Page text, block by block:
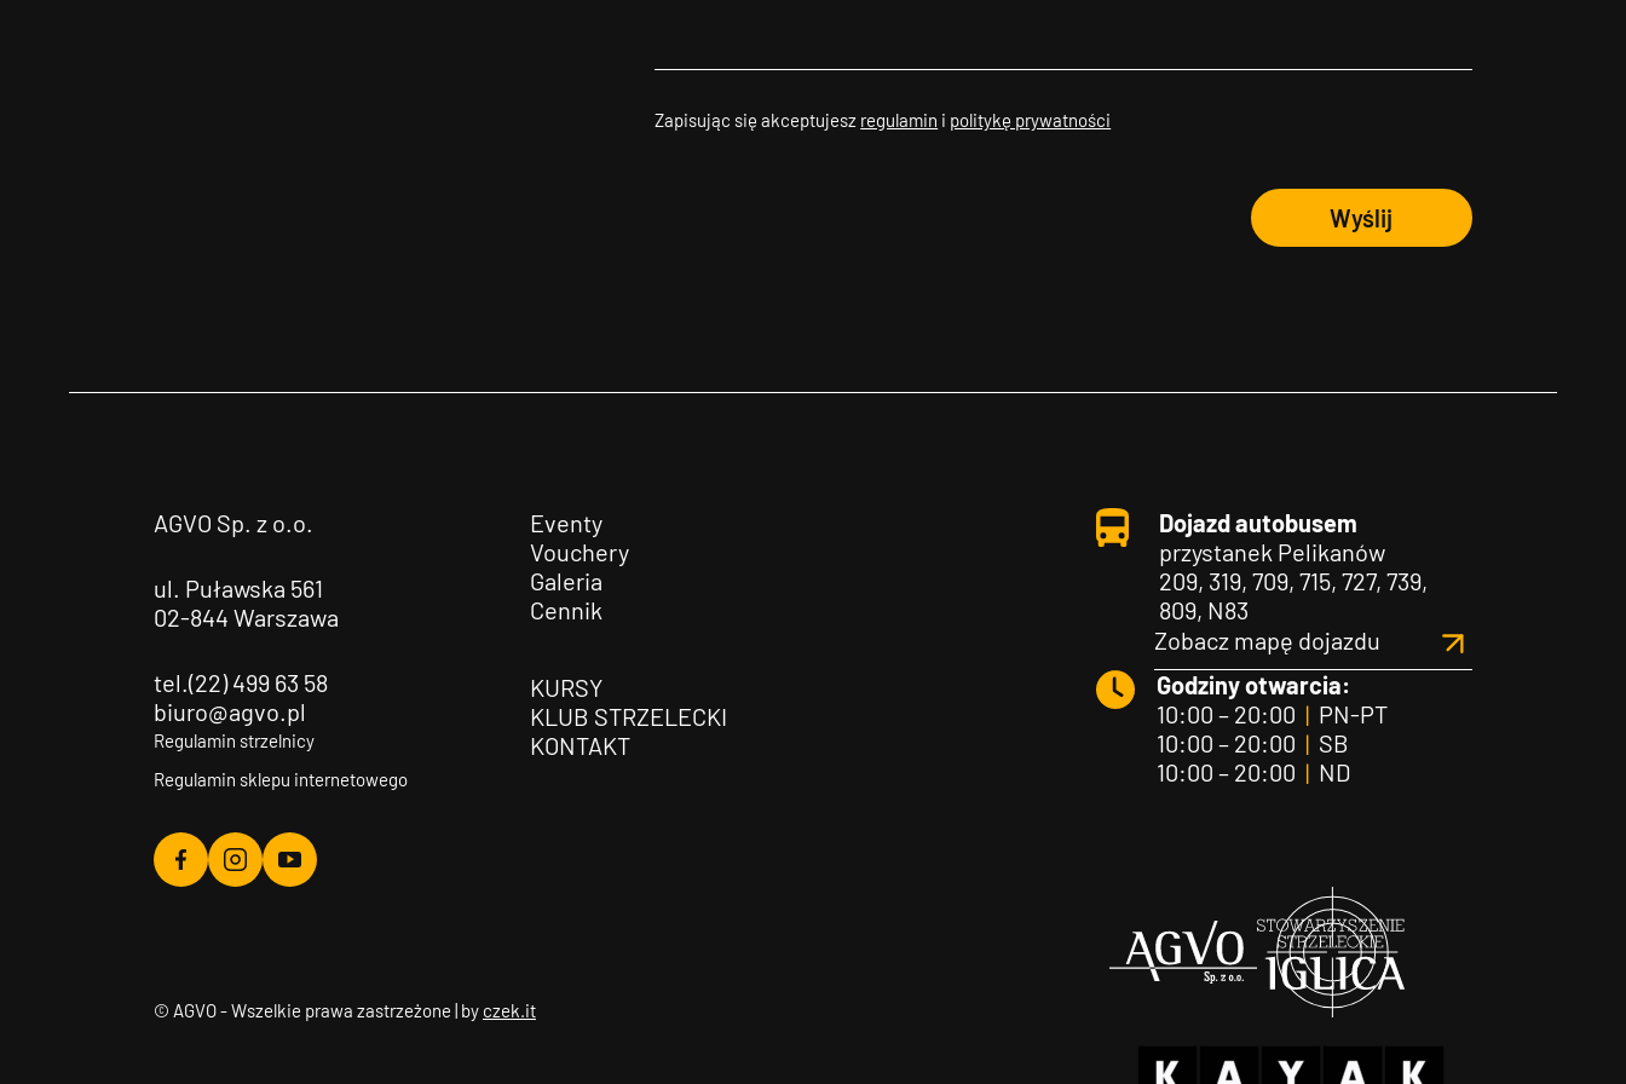
Zapisując się akceptujesz regulamin i politykę prywatności
Wyślij
AGVO Sp. z o.o.
ul. Puławska 561
02-844 Warszawa
tel.(22) 499 63 58
biuro@agvo.pl
Regulamin strzelnicy
Regulamin sklepu internetowego
Agvo
Agvo
Agvo
Eventy
Vouchery
Galeria
Cennik
KURSY
KLUB STRZELECKI
KONTAKT
Dojazd autobusem
przystanek Pelikanów
209, 319, 709, 715, 727, 739,
809, N83
Zobacz mapę dojazdu
Godziny otwarcia:
10:00 – 20:00 |PN-PT
10:00 – 20:00 |SB
10:00 – 20:00 |ND
© AGVO - Wszelkie prawa zastrzeżone | by czek.it
Agvo Iglica